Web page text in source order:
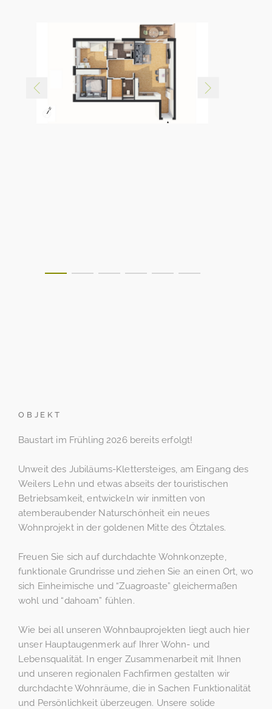
OBJEKT
Baustart im Frühling 2026 bereits erfolgt!
Unweit des Jubiläums-Klettersteiges, am Eingang des
Weilers Lehn und etwas abseits der touristischen
Betriebsamkeit, entwickeln wir inmitten von
atemberaubender Naturschönheit ein neues
Wohnprojekt in der goldenen Mitte des Ötztales.
Freuen Sie sich auf durchdachte Wohnkonzepte,
funktionale Grundrisse und ziehen Sie an einen Ort, wo
sich Einheimische und “Zuagroaste” gleichermaßen
wohl und “dahoam” fühlen.
Wie bei all unseren Wohnbauprojekten liegt auch hier
unser Hauptaugenmerk auf Ihrer Wohn- und
Lebensqualität. In enger Zusammenarbeit mit Ihnen
und unseren regionalen Fachfirmen gestalten wir
durchdachte Wohnräume, die in Sachen Funktionalität
und Persönlichkeit überzeugen. Unsere solide